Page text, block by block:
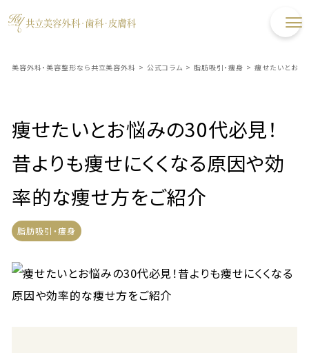
美容外科・美容整形なら共立美容外科 > 公式コラム > 脂肪吸引・痩身 > 痩せたいとお悩
痩せたいとお悩みの30代必見！
昔よりも痩せにくくなる原因や効
率的な痩せ方をご紹介
脂肪吸引・痩身